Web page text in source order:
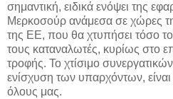
σημαντική, ειδικά ενόψει της
Μερκοσούρ ανάμεσα σε χώρες
της ΕΕ, που θα χτυπήσει τόσο
τους καταναλωτές, κυρίως στο
τροφής. Το χτίσιμο
ενίσχυση των υπαρχόντων,
όλους μας.